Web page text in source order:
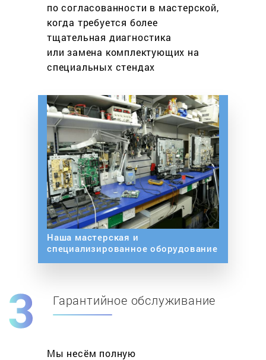
по согласованности в мастерской,
когда требуется более
тщательная диагностика
или замена комплектующих на
специальных стендах
Наша мастерская и
специализированное оборудование
Гарантийное обслуживание
Мы несём полную